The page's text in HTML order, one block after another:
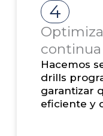
4
continua
Hacemos
drills
garantizar
eficiente y